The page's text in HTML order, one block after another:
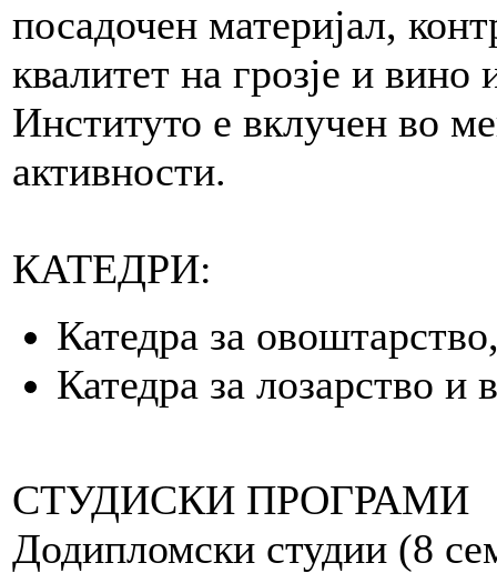
посадочен материјал,
квалитет на грозје и вино
Институто е вклучен во
активности.
КАТЕДРИ:
Катедра за
Катедра за лозарство и
СТУДИСКИ ПРОГРАМИ
Додипломски студии (8